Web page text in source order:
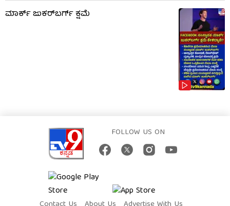
ಮಾರ್ಕ್ ಜುಕರ್‌ಬರ್ಗ್ ಕ್ಷಮೆ
FOLLOW US ON